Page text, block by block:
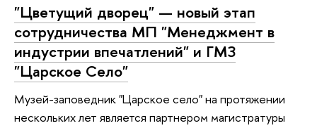
"Цветущий дворец" — новый этап
сотрудничества МП "Менеджмент в
индустрии впечатлений" и ГМЗ
"Царское Село"
Музей-заповедник "Царское село" на протяжении
нескольких лет является партнером магистратуры